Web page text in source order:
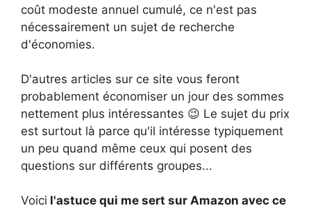
coût modeste annuel cumulé, ce n'est pas
nécessairement un sujet de recherche
d'économies.
D'autres articles sur ce site vous feront
probablement économiser un jour des sommes
nettement plus intéressantes 😉 Le sujet du prix
est surtout là parce qu'il intéresse typiquement
un peu quand même ceux qui posent des
questions sur différents groupes...
Voici l'astuce qui me sert sur Amazon avec ce